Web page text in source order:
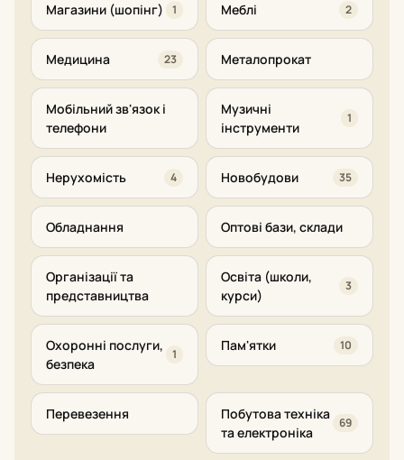
Магазини (шопінг) 1 Меблі 2
Медицина 23 Металопрокат
Мобільний зв'язок і
телефони
Музичні
інструменти
1
Нерухомість 4 Новобудови 35
Обладнання Оптові бази, склади
Організації та
представництва
Освіта (школи,
курси)
3
Охоронні послуги,
безпека
1
Пам'ятки 10
Перевезення
Побутова техніка
та електроніка
69